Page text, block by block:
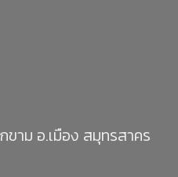
ขาม อ.เมือง สมุทรสาคร